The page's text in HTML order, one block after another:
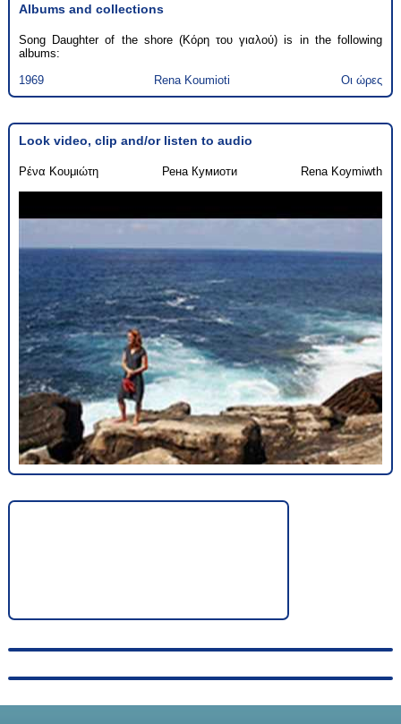
Albums and collections
Song Daughter of the shore (Κόρη του γιαλού) is in the following
albums:
1969
Rena Koumioti Οι ώρες
Look video, clip and/or listen to audio
Ρένα Κουμιώτη Рена Кумиоти Rena Koymiwth